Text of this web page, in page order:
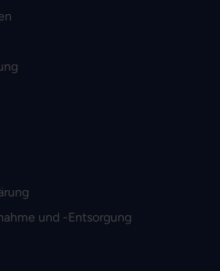
und -Entsorgung